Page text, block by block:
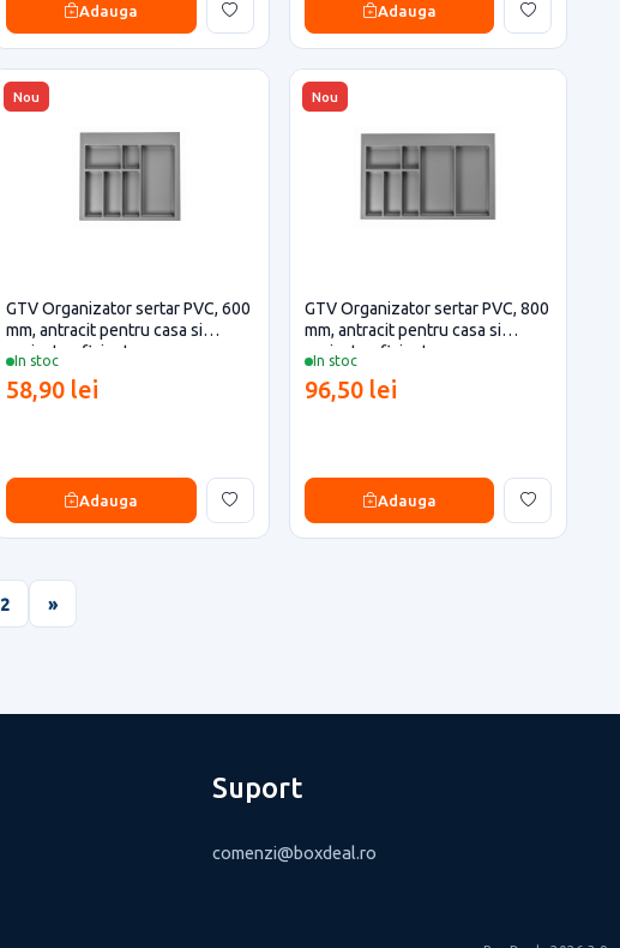
Adauga Adauga
Nou
In stoc
GTV Organizator sertar PVC, 600
mm, antracit pentru casa si
proiecte eficiente
58,90 lei
Adauga
Nou
In stoc
GTV Organizator sertar PVC, 800
mm, antracit pentru casa si
proiecte eficiente
96,50 lei
Adauga
2 »
Suport
comenzi@boxdeal.ro